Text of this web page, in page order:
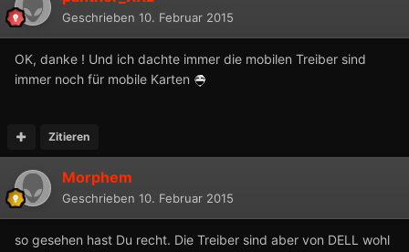
Geschrieben 10. Februar 2015
OK, danke ! Und ich dachte immer die mobilen Treiber sind
immer noch für mobile Karten
Zitieren
Morphem
Geschrieben 10. Februar 2015
so gesehen hast Du recht. Die Treiber sind aber von DELL wohl